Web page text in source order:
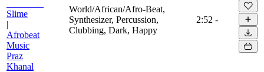
Slime
|
Afrobeat
Music
Praz
Khanal
World/African/Afro-Beat,
Synthesizer, Percussion,
Clubbing, Dark, Happy
2:52 -